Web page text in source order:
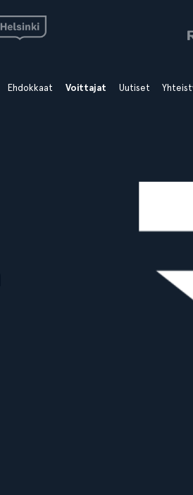
Ehdokkaat Voittajat Uutiset